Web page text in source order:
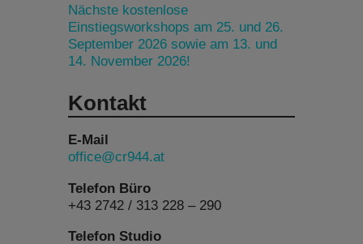
Nächste kostenlose
Einstiegsworkshops am 25. und 26.
September 2026 sowie am 13. und
14. November 2026!
Kontakt
E-Mail
office@cr944.at
Telefon Büro
+43 2742 / 313 228 – 290
Telefon Studio